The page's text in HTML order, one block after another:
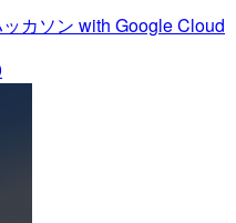
カソン with Google Cloud